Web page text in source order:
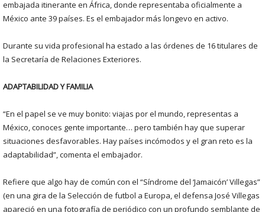
embajada itinerante en África, donde representaba oficialmente a
México ante 39 países. Es el embajador más longevo en activo.
Durante su vida profesional ha estado a las órdenes de 16 titulares de
la Secretaría de Relaciones Exteriores.
ADAPTABILIDAD Y FAMILIA
“En el papel se ve muy bonito: viajas por el mundo, representas a
México, conoces gente importante… pero también hay que superar
situaciones desfavorables. Hay países incómodos y el gran reto es la
adaptabilidad”, comenta el embajador.
Refiere que algo hay de común con el “Síndrome del ‘Jamaicón’ Villegas”
(en una gira de la Selección de futbol a Europa, el defensa José Villegas
apareció en una fotografía de periódico con un profundo semblante de